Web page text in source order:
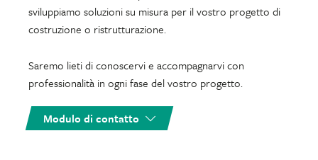
sviluppiamo soluzioni su misura per il vostro progetto di
costruzione o ristrutturazione.
Saremo lieti di conoscervi e accompagnarvi con
professionalità in ogni fase del vostro progetto.
Modulo di contatto